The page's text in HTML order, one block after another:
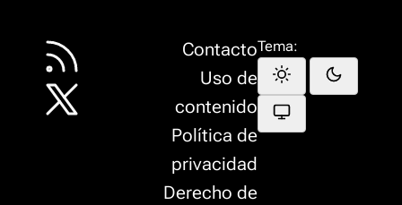
Contacto
Uso de
contenido
Política de
privacidad
Derecho de
Tema: